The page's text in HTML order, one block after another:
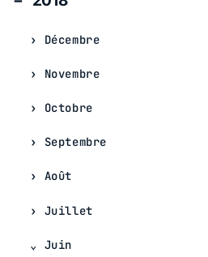
Décembre
Novembre
Octobre
Septembre
Août
Juillet
Juin